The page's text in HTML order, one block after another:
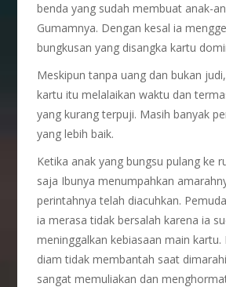
benda yang sudah membuat anak-
Gumamnya. Dengan kesal ia
bungkusan yang disangka kartu
Meskipun tanpa uang dan bukan
kartu itu melalaikan waktu dan
yang kurang terpuji. Masih banyak
yang lebih baik.
Ketika anak yang bungsu pulang ke
saja Ibunya menumpahkan
perintahnya telah diacuhkan.
ia merasa tidak bersalah karena ia
meninggalkan kebiasaan main kartu.
diam tidak membantah saat
sangat memuliakan dan